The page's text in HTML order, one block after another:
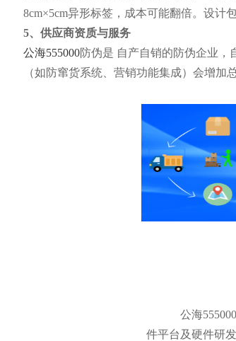
8cm×5cm异形标签，成本可能翻倍。设计
5、供应商资质与服务
公海555000防伪是 自产自销的防伪企业，
（如防窜货系统、营销功能集成）会增加
公海
件平台及硬件研